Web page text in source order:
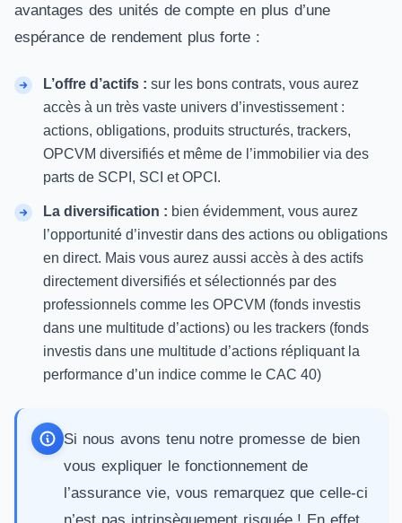
avantages des unités de compte en plus d’une
espérance de rendement plus forte :
L’offre d’actifs : sur les bons contrats, vous aurez
accès à un très vaste univers d’investissement :
actions, obligations, produits structurés, trackers,
OPCVM diversifiés et même de l’immobilier via des
parts de SCPI , SCI et OPCI.
La diversification : bien évidemment, vous aurez
l’opportunité d’investir dans des actions ou obligations
en direct. Mais vous aurez aussi accès à des actifs
directement diversifiés et sélectionnés par des
professionnels comme les OPCVM (fonds investis
dans une multitude d’actions) ou les trackers (fonds
investis dans une multitude d’actions répliquant la
performance d’un indice comme le CAC 40)
Si nous avons tenu notre promesse de bien
vous expliquer le fonctionnement de
l’assurance vie, vous remarquez que celle-ci